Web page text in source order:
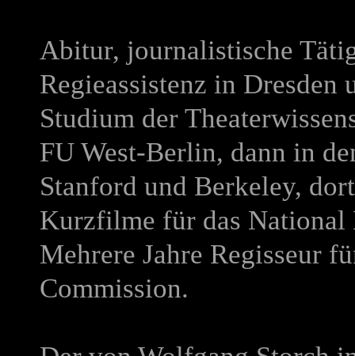
Abitur, journalistische
Regieassistenz in Dresden
Studium der
FU West-Berlin, dann in
Stanford und Berkeley,
Kurzfilme für das
Mehrere Jahre Regisseur
Commission.